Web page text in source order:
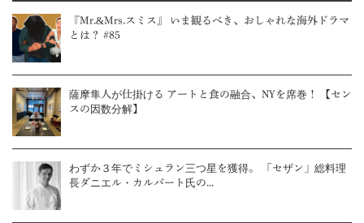
『Mr.&Mrs.スミス』 いま観るべき、おしゃれな海外ドラマ
とは？ #85
薩摩隼人が仕掛ける アートと食の融合、NYを席巻！ 【セン
スの因数分解】
わずか３年でミシュラン三つ星を獲得。 「セザン」総料理
長ダニエル・カルバート氏の...